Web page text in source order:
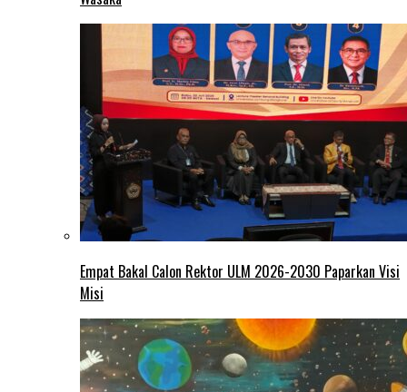
Empat Bakal Calon Rektor ULM 2026-2030 Paparkan Visi
Misi